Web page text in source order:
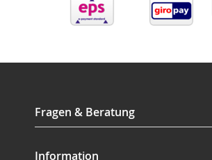
Fragen & Beratung
Information